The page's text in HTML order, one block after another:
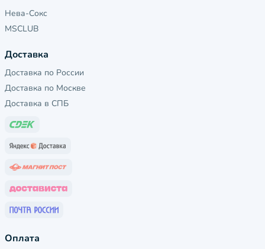
Нева-Сокс
MSCLUB
Доставка
Доставка по России
Доставка по Москве
Доставка в СПБ
Оплата